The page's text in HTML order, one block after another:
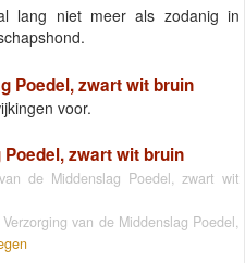
lang niet meer als zodanig in
Poedel, zwart wit bruin
voor.
zwart wit bruin
de Middenslag Poedel, zwart wit
van de Middenslag Poedel,